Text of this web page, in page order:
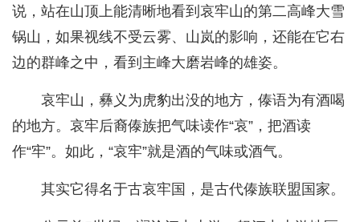
说，站在山顶上能清晰地看到哀牢山的第二高峰大雪
锅山，如果视线不受云雾、山岚的影响，还能在它右
边的群峰之中，看到主峰大磨岩峰的雄姿。
哀牢山，彝义为虎豹出没的地方，傣语为有酒喝
的地方。哀牢后裔傣族把气味读作“哀”，把酒读
作“牢”。如此，“哀牢”就是酒的气味或酒气。
其实它得名于古哀牢国，是古代傣族联盟国家。